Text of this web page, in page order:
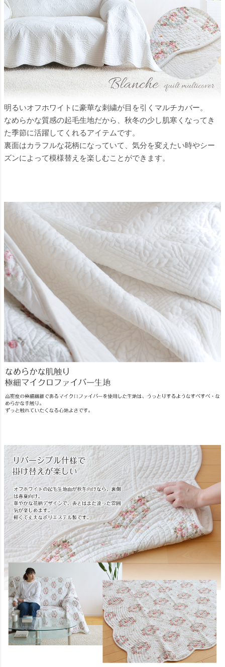
明るいオフホワイトに豪華な刺繍が目を引くマルチカバー。
なめらかな質感の起毛生地だから、秋冬の少し肌寒くなってき
た季節に活躍してくれるアイテムです。
裏面はカラフルな花柄になっていて、気分を変えたい時やシー
ズンによって模様替えを楽しむことができます。